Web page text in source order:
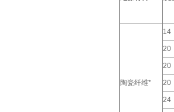
陶瓷纤维*
14
20
20
20
24